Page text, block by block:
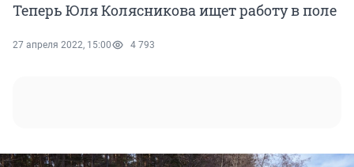
Теперь Юля Колясникова ищет работу в поле
27 апреля 2022, 15:00 4 793